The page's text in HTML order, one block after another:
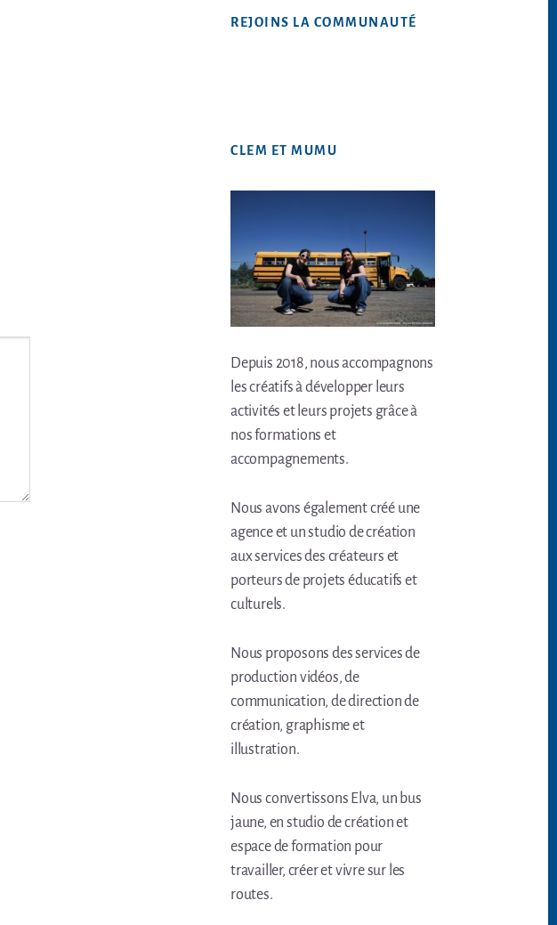
REJOINS LA COMMUNAUTÉ
CLEM ET MUMU
Depuis 2018, nous accompagnons
les créatifs à développer leurs
activités et leurs projets grâce à
nos formations et
accompagnements.
Nous avons également créé une
agence et un studio de création
aux services des créateurs et
porteurs de projets éducatifs et
culturels.
Nous proposons des services de
production vidéos, de
communication, de direction de
création, graphisme et
illustration.
Nous convertissons Elva, un bus
jaune, en studio de création et
espace de formation pour
travailler, créer et vivre sur les
routes.